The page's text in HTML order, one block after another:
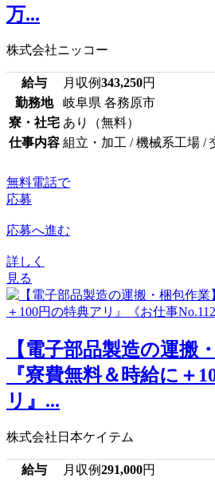
万...
株式会社ニッコー
給与 月収例343,250円
勤務地
岐阜県 各務原市
寮・社宅 あり（無料）
仕事内容 組立・加工 / 機械系工場 /
無料電話で
応募
応募へ進む
詳しく
見る
【電子部品製造の運搬
『寮費無料＆時給に＋
リ』...
株式会社日本ケイテム
給与 月収例291,000円